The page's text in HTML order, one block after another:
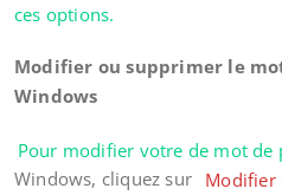
ces options.
Modifier ou supprimer le
Windows
Pour modifier votre de mot de
Windows, cliquez sur Modifier